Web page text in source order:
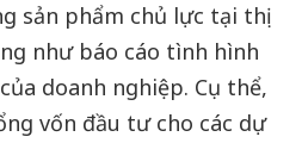
sản phẩm chủ lực tại thị
như báo cáo tình hình
doanh nghiệp. Cụ thể,
vốn đầu tư cho các dự